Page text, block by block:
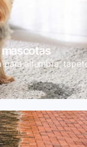
para alfombra,